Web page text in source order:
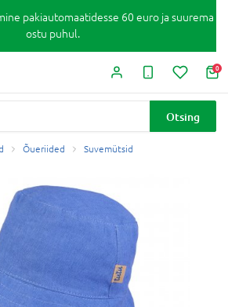
pakiautomaatidesse 60 euro ja suurema
ostu puhul.
0
Otsing
Õueriided Suvemütsid